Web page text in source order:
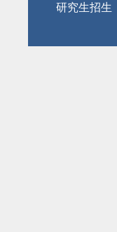
研究生招生